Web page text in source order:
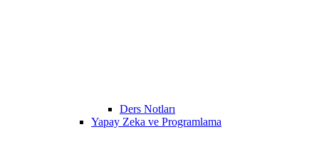
Ders Notları
Yapay Zeka ve Programlama